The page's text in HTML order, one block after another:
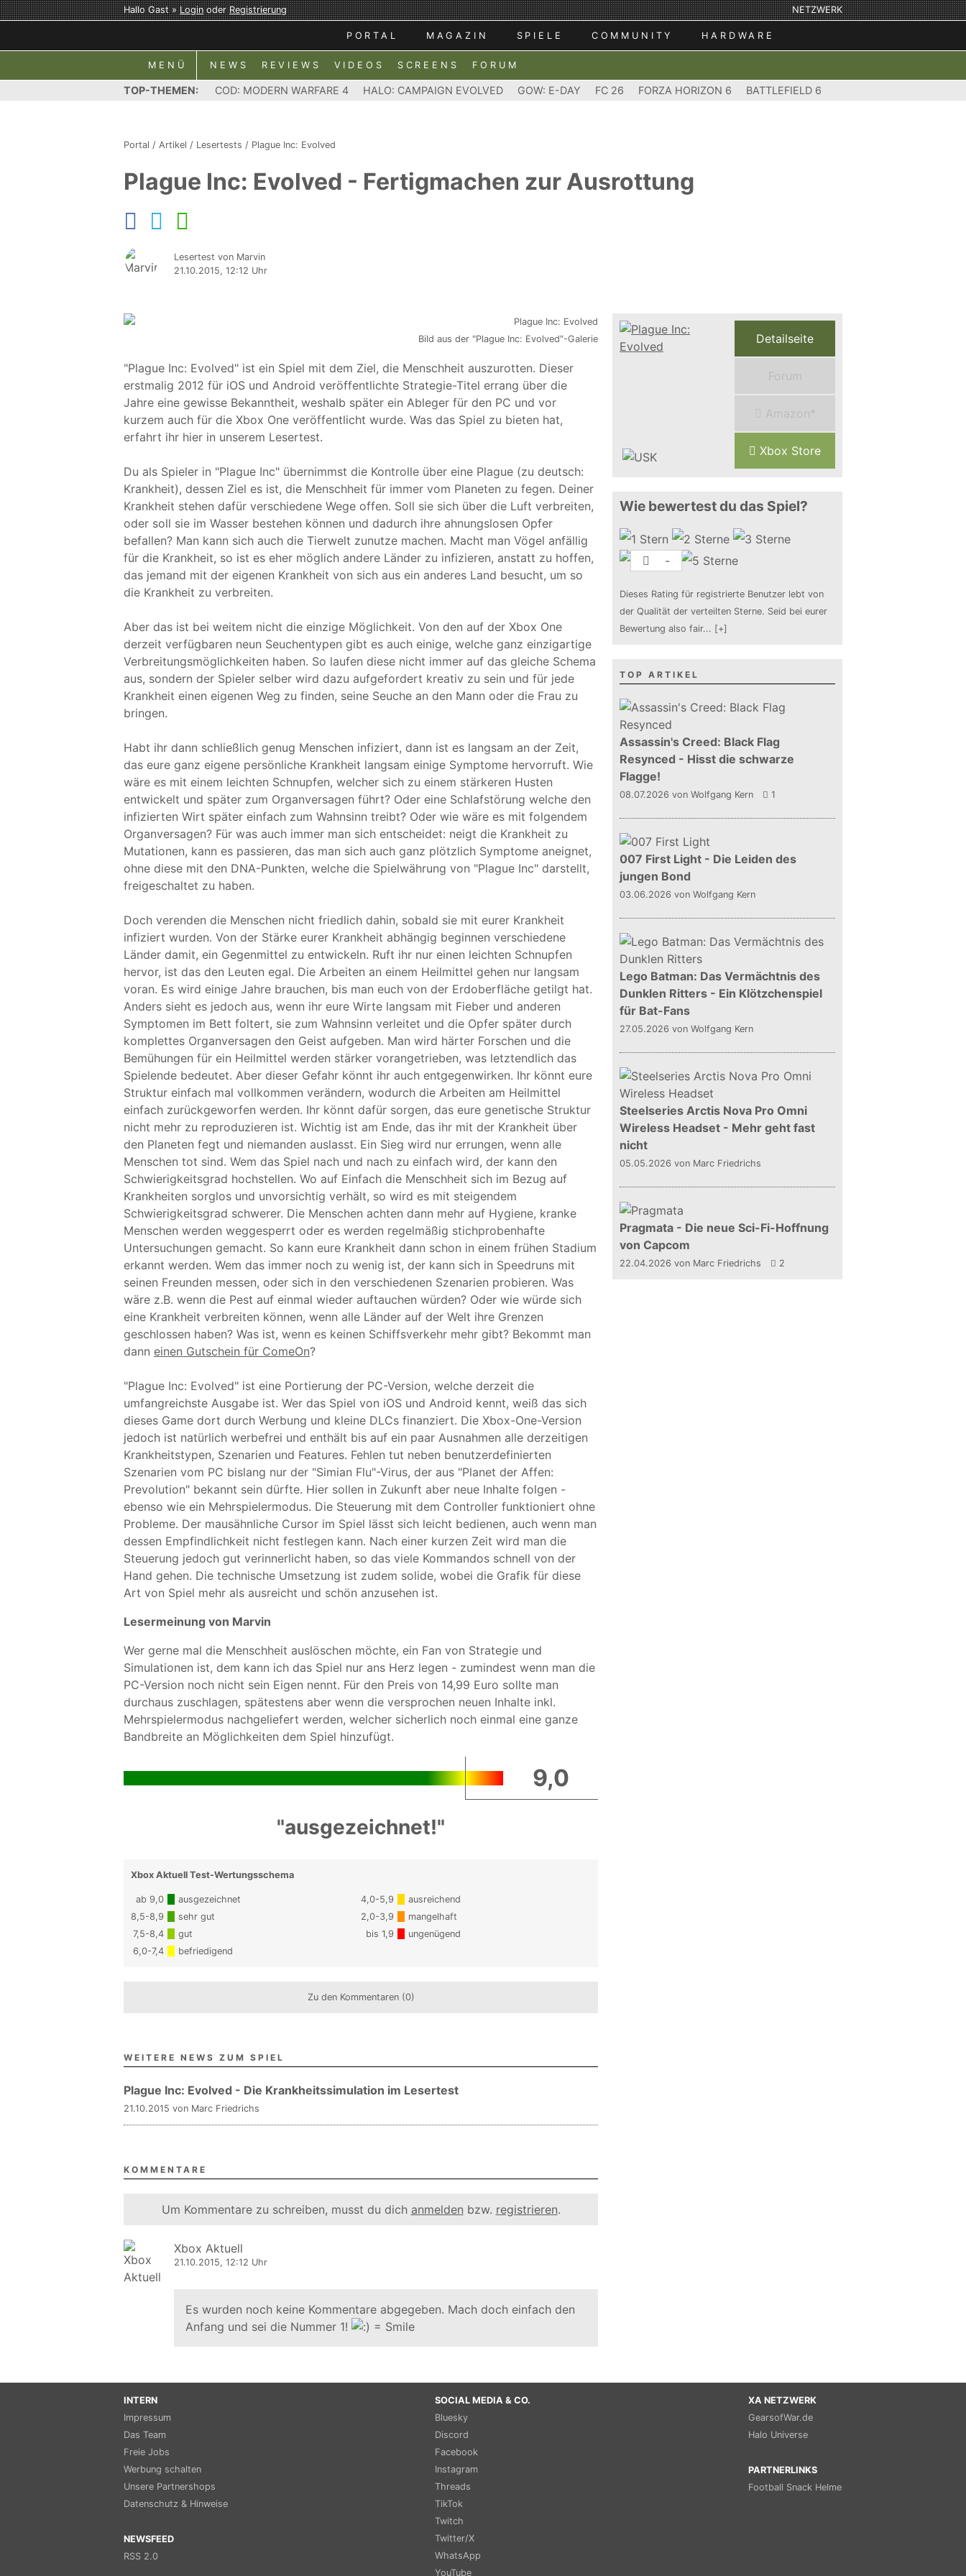
Hallo Gast »LoginoderRegistrierung NETZWERK
PORTAL MAGAZIN SPIELE COMMUNITY HARDWARE
MENÜ NEWS REVIEWS VIDEOS SCREENS FORUM
TOP-THEMEN: COD: MODERN WARFARE 4 HALO: CAMPAIGN EVOLVED GOW: E-DAY FC 26 FORZA HORIZON 6 BATTLEFIELD 6
Portal / Artikel / Lesertests / Plague Inc: Evolved
Plague Inc: Evolved - Fertigmachen zur Ausrottung
Lesertest von Marvin
21.10.2015, 12:12 Uhr
Bild aus der "Plague Inc: Evolved"-Galerie
"Plague Inc: Evolved" ist ein Spiel mit dem Ziel, die Menschheit auszurotten. Dieser
erstmalig 2012 für iOS und Android veröffentlichte Strategie-Titel errang über die
Jahre eine gewisse Bekanntheit, weshalb später ein Ableger für den PC und vor
kurzem auch für die Xbox One veröffentlicht wurde. Was das Spiel zu bieten hat,
erfahrt ihr hier in unserem Lesertest.
Du als Spieler in "Plague Inc" übernimmst die Kontrolle über eine Plague (zu deutsch:
Krankheit), dessen Ziel es ist, die Menschheit für immer vom Planeten zu fegen. Deiner
Krankheit stehen dafür verschiedene Wege offen. Soll sie sich über die Luft verbreiten,
oder soll sie im Wasser bestehen können und dadurch ihre ahnungslosen Opfer
befallen? Man kann sich auch die Tierwelt zunutze machen. Macht man Vögel anfällig
für die Krankheit, so ist es eher möglich andere Länder zu infizieren, anstatt zu hoffen,
das jemand mit der eigenen Krankheit von sich aus ein anderes Land besucht, um so
die Krankheit zu verbreiten.
Aber das ist bei weitem nicht die einzige Möglichkeit. Von den auf der Xbox One
derzeit verfügbaren neun Seuchentypen gibt es auch einige, welche ganz einzigartige
Verbreitungsmöglichkeiten haben. So laufen diese nicht immer auf das gleiche Schema
aus, sondern der Spieler selber wird dazu aufgefordert kreativ zu sein und für jede
Krankheit einen eigenen Weg zu finden, seine Seuche an den Mann oder die Frau zu
bringen.
Habt ihr dann schließlich genug Menschen infiziert, dann ist es langsam an der Zeit,
das eure ganz eigene persönliche Krankheit langsam einige Symptome hervorruft. Wie
wäre es mit einem leichten Schnupfen, welcher sich zu einem stärkeren Husten
entwickelt und später zum Organversagen führt? Oder eine Schlafstörung welche den
infizierten Wirt später einfach zum Wahnsinn treibt? Oder wie wäre es mit folgendem
Organversagen? Für was auch immer man sich entscheidet: neigt die Krankheit zu
Mutationen, kann es passieren, das man sich auch ganz plötzlich Symptome aneignet,
ohne diese mit den DNA-Punkten, welche die Spielwährung von "Plague Inc" darstellt,
freigeschaltet zu haben.
Doch verenden die Menschen nicht friedlich dahin, sobald sie mit eurer Krankheit
infiziert wurden. Von der Stärke eurer Krankheit abhängig beginnen verschiedene
Länder damit, ein Gegenmittel zu entwickeln. Ruft ihr nur einen leichten Schnupfen
hervor, ist das den Leuten egal. Die Arbeiten an einem Heilmittel gehen nur langsam
voran. Es wird einige Jahre brauchen, bis man euch von der Erdoberfläche getilgt hat.
Anders sieht es jedoch aus, wenn ihr eure Wirte langsam mit Fieber und anderen
Symptomen im Bett foltert, sie zum Wahnsinn verleitet und die Opfer später durch
komplettes Organversagen den Geist aufgeben. Man wird härter Forschen und die
Bemühungen für ein Heilmittel werden stärker vorangetrieben, was letztendlich das
Spielende bedeutet. Aber dieser Gefahr könnt ihr auch entgegenwirken. Ihr könnt eure
Struktur einfach mal vollkommen verändern, wodurch die Arbeiten am Heilmittel
einfach zurückgeworfen werden. Ihr könnt dafür sorgen, das eure genetische Struktur
nicht mehr zu reproduzieren ist. Wichtig ist am Ende, das ihr mit der Krankheit über
den Planeten fegt und niemanden auslasst. Ein Sieg wird nur errungen, wenn alle
Menschen tot sind. Wem das Spiel nach und nach zu einfach wird, der kann den
Schwierigkeitsgrad hochstellen. Wo auf Einfach die Menschheit sich im Bezug auf
Krankheiten sorglos und unvorsichtig verhält, so wird es mit steigendem
Schwierigkeitsgrad schwerer. Die Menschen achten dann mehr auf Hygiene, kranke
Menschen werden weggesperrt oder es werden regelmäßig stichprobenhafte
Untersuchungen gemacht. So kann eure Krankheit dann schon in einem frühen Stadium
erkannt werden. Wem das immer noch zu wenig ist, der kann sich in Speedruns mit
seinen Freunden messen, oder sich in den verschiedenen Szenarien probieren. Was
wäre z.B. wenn die Pest auf einmal wieder auftauchen würden? Oder wie würde sich
eine Krankheit verbreiten können, wenn alle Länder auf der Welt ihre Grenzen
geschlossen haben? Was ist, wenn es keinen Schiffsverkehr mehr gibt? Bekommt man
dann einen Gutschein für ComeOn?
"Plague Inc: Evolved" ist eine Portierung der PC-Version, welche derzeit die
umfangreichste Ausgabe ist. Wer das Spiel von iOS und Android kennt, weiß das sich
dieses Game dort durch Werbung und kleine DLCs finanziert. Die Xbox-One-Version
jedoch ist natürlich werbefrei und enthält bis auf ein paar Ausnahmen alle derzeitigen
Krankheitstypen, Szenarien und Features. Fehlen tut neben benutzerdefinierten
Szenarien vom PC bislang nur der "Simian Flu"-Virus, der aus "Planet der Affen:
Prevolution" bekannt sein dürfte. Hier sollen in Zukunft aber neue Inhalte folgen -
ebenso wie ein Mehrspielermodus. Die Steuerung mit dem Controller funktioniert ohne
Probleme. Der mausähnliche Cursor im Spiel lässt sich leicht bedienen, auch wenn man
dessen Empfindlichkeit nicht festlegen kann. Nach einer kurzen Zeit wird man die
Steuerung jedoch gut verinnerlicht haben, so das viele Kommandos schnell von der
Hand gehen. Die technische Umsetzung ist zudem solide, wobei die Grafik für diese
Art von Spiel mehr als ausreicht und schön anzusehen ist.
Lesermeinung von Marvin
Wer gerne mal die Menschheit auslöschen möchte, ein Fan von Strategie und
Simulationen ist, dem kann ich das Spiel nur ans Herz legen - zumindest wenn man die
PC-Version noch nicht sein Eigen nennt. Für den Preis von 14,99 Euro sollte man
durchaus zuschlagen, spätestens aber wenn die versprochen neuen Inhalte inkl.
Mehrspielermodus nachgeliefert werden, welcher sicherlich noch einmal eine ganze
Bandbreite an Möglichkeiten dem Spiel hinzufügt.
9,0
"ausgezeichnet!"
Xbox Aktuell Test-Wertungsschema
ab 9,0
ausgezeichnet
8,5-8,9
sehr gut
7,5-8,4
gut
6,0-7,4
befriedigend
4,0-5,9
ausreichend
2,0-3,9
mangelhaft
bis 1,9
ungenügend
Zu den Kommentaren (0)
WEITERE NEWS ZUM SPIEL
Plague Inc: Evolved - Die Krankheitssimulation im Lesertest
21.10.2015 von Marc Friedrichs
KOMMENTARE
Um Kommentare zu schreiben, musst du dich anmelden bzw. registrieren.
Xbox Aktuell
21.10.2015, 12:12 Uhr
Es wurden noch keine Kommentare abgegeben. Mach doch einfach den
Anfang und sei die Nummer 1!
Detailseite
Forum
Amazon*
Xbox Store
Wie bewertest du das Spiel?
-
Dieses Rating für registrierte Benutzer lebt von
der Qualität der verteilten Sterne. Seid bei eurer
Bewertung also fair... [+]
TOP ARTIKEL
Assassin's Creed: Black Flag
Resynced - Hisst die schwarze
Flagge!
08.07.2026 von Wolfgang Kern 1
007 First Light - Die Leiden des
jungen Bond
03.06.2026 von Wolfgang Kern
Lego Batman: Das Vermächtnis des
Dunklen Ritters - Ein Klötzchenspiel
für Bat-Fans
27.05.2026 von Wolfgang Kern
Steelseries Arctis Nova Pro Omni
Wireless Headset - Mehr geht fast
nicht
05.05.2026 von Marc Friedrichs
Pragmata - Die neue Sci-Fi-Hoffnung
von Capcom
22.04.2026 von Marc Friedrichs 2
INTERN
Impressum
Das Team
Freie Jobs
Werbung schalten
Unsere Partnershops
Datenschutz & Hinweise
NEWSFEED
RSS 2.0
SOCIAL MEDIA & CO.
Bluesky
Discord
Facebook
Instagram
Threads
TikTok
Twitch
Twitter/X
WhatsApp
YouTube
XA NETZWERK
GearsofWar.de
Halo Universe
PARTNERLINKS
Football Snack Helme